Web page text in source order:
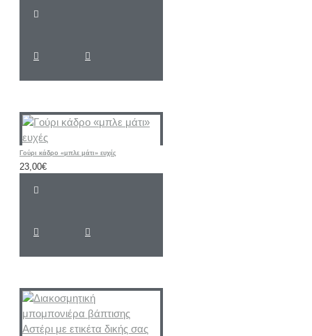
Γούρι κάδρο «μπλε μάτι» ευχές
23,00€